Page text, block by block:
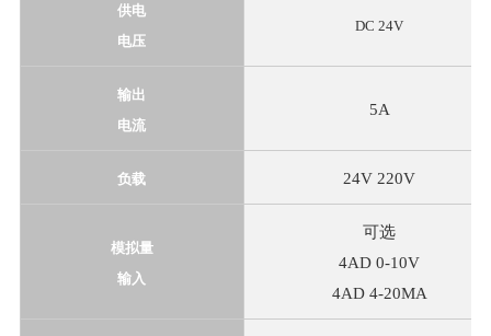
供电
电压
DC 24V
输出
电流
5A
负载 24V 220V
模拟量
输入
可选
4AD 0-10V
4AD 4-20MA